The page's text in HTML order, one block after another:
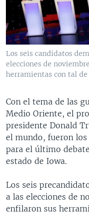
VENEZUELA
BRASIL
NICARAGUA
ECONOMÍA
ENTRETENIMIENTO
TECNOLOGÍA
DEPORTES
MULTIMEDIA
VIDEOS
FOTOGRAFÍA
AUDIOS
PROGRAMAS TV
EL MUNDO AL DÍA
FORO
LAS CLAVES
PANORAMA
RADIO
AVANCE INFORMATIVO
BUENOS DÍAS
ESTADOS UNIDOS AL
EL MUNDO AL DÍA
FORO [RADIO]
NOTA ECONÓMICA
ENTRETENIMIENTO
DIRECT
Learning English
SÍGANOS
Idiomas
Los seis candidatos
elecciones de
herramientas con tal
Con el tema de las
Medio Oriente, el
presidente Donald
el mundo, fueron
para el último
estado de Iowa.
Los seis
a las elecciones de
enfilaron sus